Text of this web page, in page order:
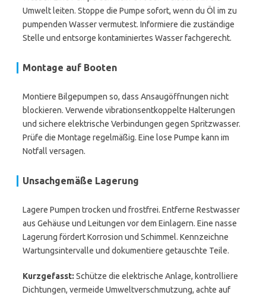
Umwelt leiten. Stoppe die Pumpe sofort, wenn du Öl im zu
pumpenden Wasser vermutest. Informiere die zuständige
Stelle und entsorge kontaminiertes Wasser fachgerecht.
Montage auf Booten
Montiere Bilgepumpen so, dass Ansaugöffnungen nicht
blockieren. Verwende vibrationsentkoppelte Halterungen
und sichere elektrische Verbindungen gegen Spritzwasser.
Prüfe die Montage regelmäßig. Eine lose Pumpe kann im
Notfall versagen.
Unsachgemäße Lagerung
Lagere Pumpen trocken und frostfrei. Entferne Restwasser
aus Gehäuse und Leitungen vor dem Einlagern. Eine nasse
Lagerung fördert Korrosion und Schimmel. Kennzeichne
Wartungsintervalle und dokumentiere getauschte Teile.
Kurzgefasst: Schütze die elektrische Anlage, kontrolliere
Dichtungen, vermeide Umweltverschmutzung, achte auf